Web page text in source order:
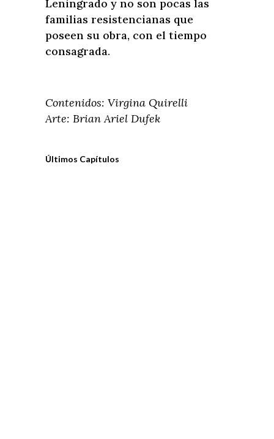
Leningrado y no son pocas las
familias resistencianas que
poseen su obra, con el tiempo
consagrada.
Contenidos: Virgina Quirelli
Arte: Brian Ariel Dufek
Últimos Capítulos